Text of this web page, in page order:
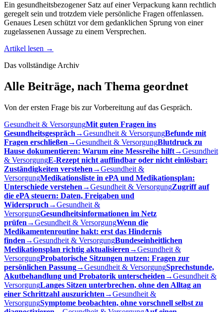
Ein gesundheitsbezogener Satz auf einer Verpackung kann rechtlich
geregelt sein und trotzdem viele persönliche Fragen offenlassen.
Genaues Lesen schützt vor dem gedanklichen Sprung von einer
zugelassenen Aussage zu einem Versprechen.
Artikel lesen →
Das vollständige Archiv
Alle Beiträge, nach Thema geordnet
Von der ersten Frage bis zur Vorbereitung auf das Gespräch.
Gesundheit & VersorgungMit guten Fragen ins
Gesundheitsgespräch →Gesundheit & VersorgungBefunde mit
Fragen erschließen →Gesundheit & VersorgungBlutdruck zu
Hause dokumentieren: Warum eine Messreihe hilft→Gesundheit
& VersorgungE-Rezept nicht auffindbar oder nicht einlösbar:
Zuständigkeiten verstehen →Gesundheit &
VersorgungMedikationsliste in ePA und Medikationsplan:
Unterschiede verstehen →Gesundheit & VersorgungZugriff auf
die ePA steuern: Daten, Freigaben und
Widerspruch →Gesundheit &
VersorgungGesundheitsinformationen im Netz
prüfen →Gesundheit & VersorgungWenn die
Medikamentenroutine hakt: erst das Hindernis
finden →Gesundheit & VersorgungBundeseinheitlichen
Medikationsplan richtig aktualisieren →Gesundheit &
VersorgungProbatorische Sitzungen nutzen: Fragen zur
persönlichen Passung→Gesundheit & VersorgungSprechstunde,
Akutbehandlung und Probatorik unterscheiden →Gesundheit &
VersorgungLanges Sitzen unterbrechen, ohne den Alltag an
einer Schrittzahl auszurichten →Gesundheit &
VersorgungSymptome beobachten, ohne vorschnell selbst zu